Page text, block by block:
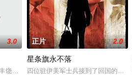
事发明之一，能够连发上百支箭的「神
3.0
饶的矿产和资源垂涎已久，不惜悍然发动侵
正片 2.0
星条旗永不落
四位驻伊美军士兵接到了回国的调